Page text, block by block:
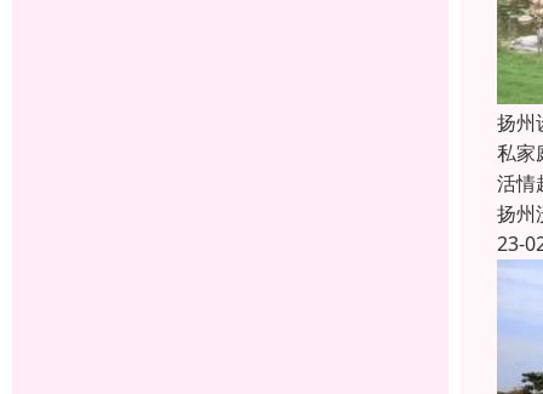
扬州
私家
活情
扬州
23-